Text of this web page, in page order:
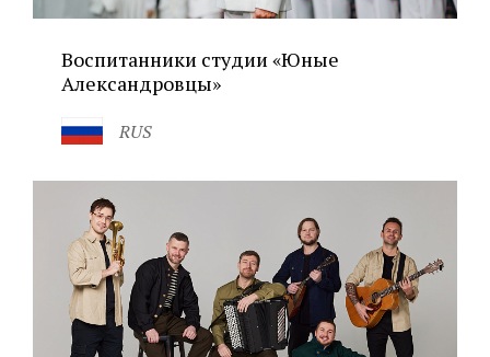
Воспитанники студии «Юные
Александровцы»
RUS